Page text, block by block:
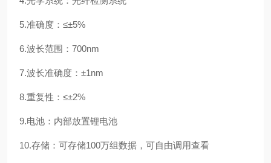
5.准确度：≤±5%
6.波长范围： 700nm
7.波长准确度：±1nm
8.重复性：≤±2%
9.电池：内部放置锂电池
10.存储：可存储100万组数据，可自由调用查看